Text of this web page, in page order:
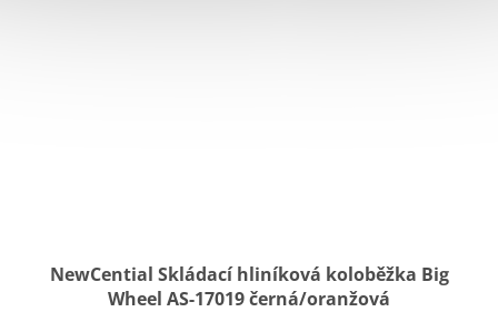
NewCential Skládací hliníková koloběžka Big
Wheel AS-17019 černá/oranžová